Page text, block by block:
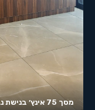
מסך 75 אינץ׳ בנישת נגרות